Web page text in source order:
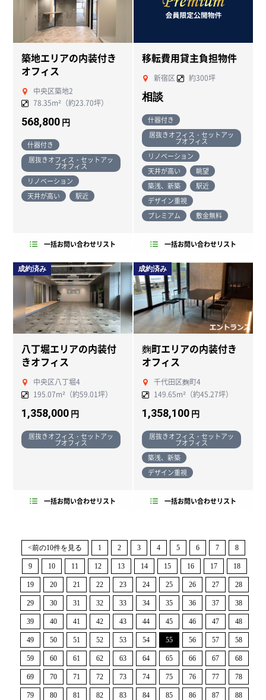
築地エリアの内装付き
オフィス
中央区築地2
78.35m²（約23.70坪）
568,800 円
什器付き
居抜きオフィス・セットアッ
プオフィス
リノベーション
天井が高い
駅近
一括お問い合わせリスト
移転費用貸主負担物件
新宿区 約300坪
相談
什器付き
居抜きオフィス・セットアッ
プオフィス
リノベーション
天井が高い
眺望
築浅、新築
駅近
デザイン重視
プレミアム
敷金無料
一括お問い合わせリスト
成約済み
八丁堀エリアの内装付
きオフィス
中央区八丁堀4
195.07m²（約59.01坪）
1,358,000 円
居抜きオフィス・セットアッ
プオフィス
一括お問い合わせリスト
成約済み
麴町エリアの内装付き
オフィス
千代田区麴町4
149.65m²（約45.27坪）
1,358,100 円
居抜きオフィス・セットアッ
プオフィス
築浅、新築
デザイン重視
一括お問い合わせリスト
<前の10件を見る 1 2 3 4 5 6 7 8
9 10 11 12 13 14 15 16 17 18
19 20 21 22 23 24 25 26 27 28
29 30 31 32 33 34 35 36 37 38
39 40 41 42 43 44 45 46 47 48
49 50 51 52 53 54 55 56 57 58
59 60 61 62 63 64 65 66 67 68
69 70 71 72 73 74 75 76 77 78
79 80 81 82 83 84 85 86 87 88